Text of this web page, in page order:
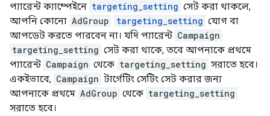
প্যারেন্ট ক্যাম্পেইনে targeting_setting সেট করা থাকলে,
আপনি কোনো AdGroup targeting_setting যোগ বা
আপডেট করতে পারবেন না। যদি প্যারেন্ট Campaign
targeting_setting সেট করা থাকে, তবে আপনাকে প্রথমে
প্যারেন্ট Campaign থেকে targeting_setting সরাতে হবে।
একইভাবে, Campaign টার্গেটিং সেটিং সেট করার জন্য
আপনাকে প্রথমে AdGroup থেকে targeting_setting
সরাতে হবে।